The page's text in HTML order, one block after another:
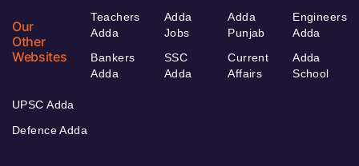
Our
Other
Websites
Teachers
Adda
Bankers
Adda
Adda
Jobs
SSC
Adda
Adda
Punjab
Current
Affairs
Engineers
Adda
Adda
School
UPSC Adda
Defence Adda